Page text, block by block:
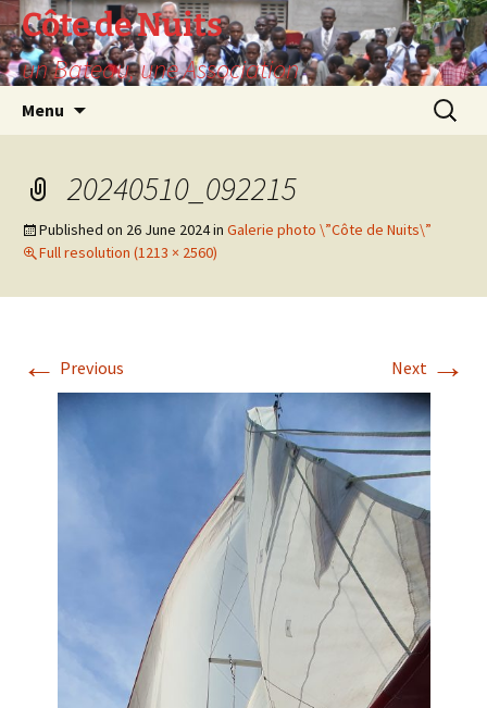
Skip
to
content
Côte de Nuits
un Bateau, une Association
Menu
Search
for:
20240510_092215
Published on 26 June 2024in Galerie photo \”Côte de Nuits\”
Full resolution (1213 × 2560)
← Previous Next →